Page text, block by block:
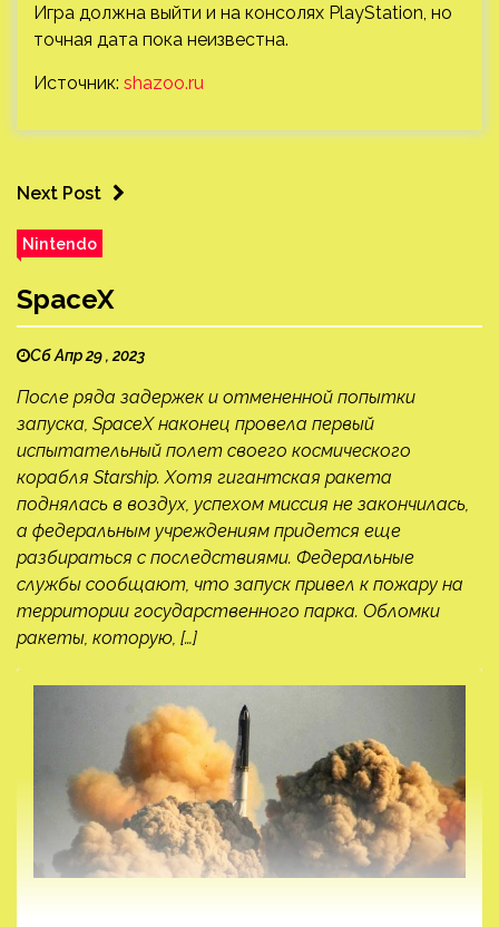
Игра должна выйти и на консолях PlayStation, но
точная дата пока неизвестна.
Источник: shazoo.ru
Next Post
Nintendo
SpaceX
Сб Апр 29 , 2023
После ряда задержек и отмененной попытки
запуска, SpaceX наконец провела первый
испытательный полет своего космического
корабля Starship. Хотя гигантская ракета
поднялась в воздух, успехом миссия не закончилась,
а федеральным учреждениям придется еще
разбираться с последствиями. Федеральные
службы сообщают, что запуск привел к пожару на
территории государственного парка. Обломки
ракеты, которую, […]